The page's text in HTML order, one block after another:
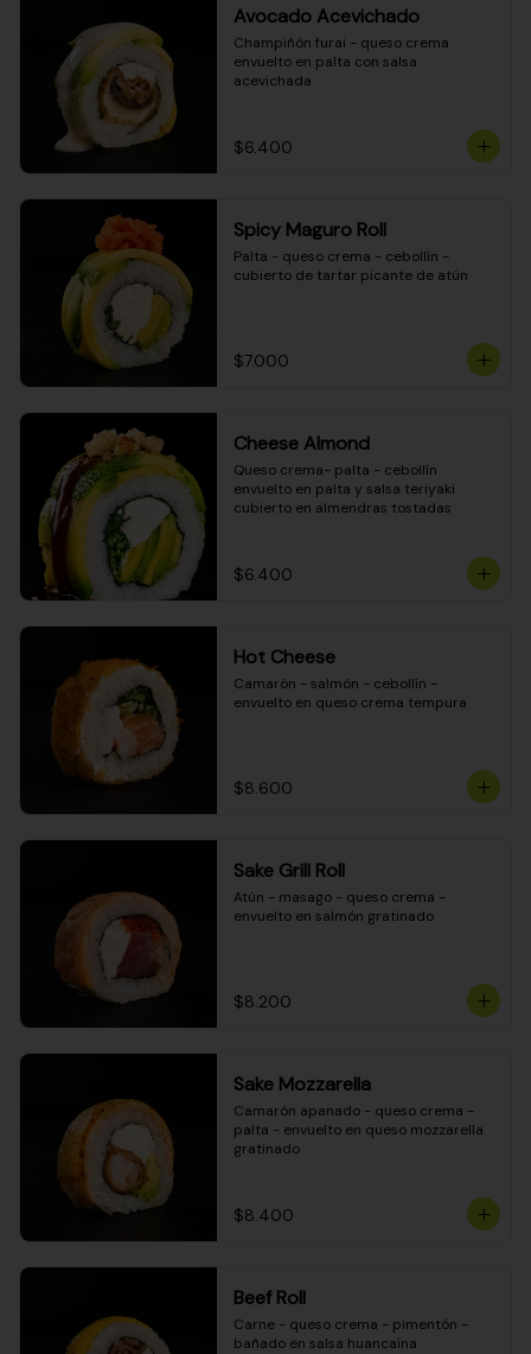
Avocado Acevichado
Champiñón furai - queso crema
envuelto en palta con salsa
acevichada
$6.400
Spicy Maguro Roll
Palta - queso crema - cebollín -
cubierto de tartar picante de atún
$7.000
Cheese Almond
Queso crema- palta - cebollín
envuelto en palta y salsa teriyaki
cubierto en almendras tostadas
$6.400
Hot Cheese
Camarón - salmón - cebollín -
envuelto en queso crema tempura
$8.600
Sake Grill Roll
Atún - masago - queso crema -
envuelto en salmón gratinado
$8.200
Sake Mozzarella
Camarón apanado - queso crema -
palta - envuelto en queso mozzarella
gratinado
$8.400
Beef Roll
Carne - queso crema - pimentón -
bañado en salsa huancaína